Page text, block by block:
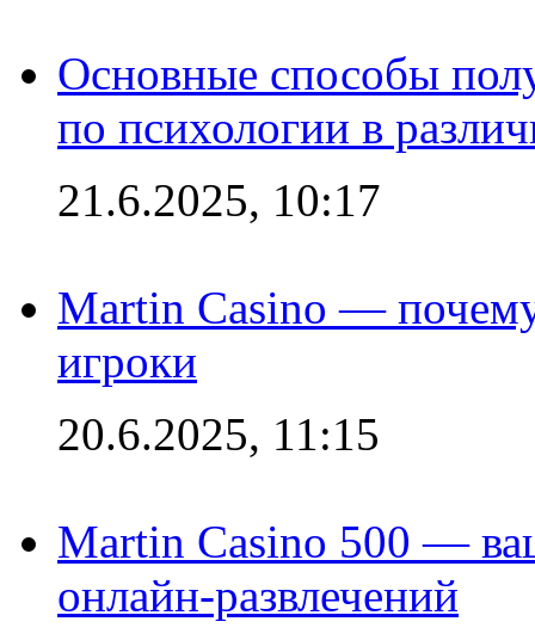
Основные способы
по психологии в
21.6.2025, 10:17
Martin Casino —
игроки
20.6.2025, 11:15
Martin Casino 500 —
онлайн-развлечений